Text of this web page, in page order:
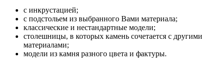
с инкрустацией;
с подстольем из выбранного Вами материала;
классические и нестандартные модели;
столешницы, в которых камень сочетается с другими
материалами;
модели из камня разного цвета и фактуры.